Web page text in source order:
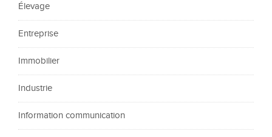
Élevage
Entreprise
Immobilier
Industrie
Information communication